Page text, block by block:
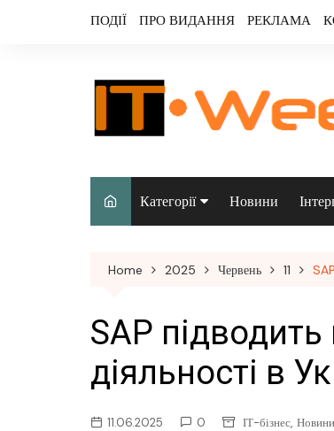
ПОДІЇ ПРО ВИДАННЯ РЕКЛАМА
Категорії
Аудіо & відео
Безпека
Інфраструктура/
датацентри
Новини
Home 2025 Червень 11
SAP підводить
діяльності в
11.06.2025 0 ІТ-бізнес, Новини